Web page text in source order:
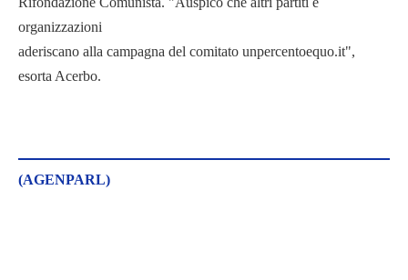
organizzazioni
aderiscano alla campagna del comitato unpercentoequo.it",
esorta Acerbo.
(AGENPARL)